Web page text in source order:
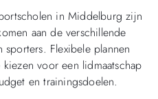
in Middelburg zijn
aan de verschillende
Flexibele plannen
voor een lidmaatschap
en trainingsdoelen.